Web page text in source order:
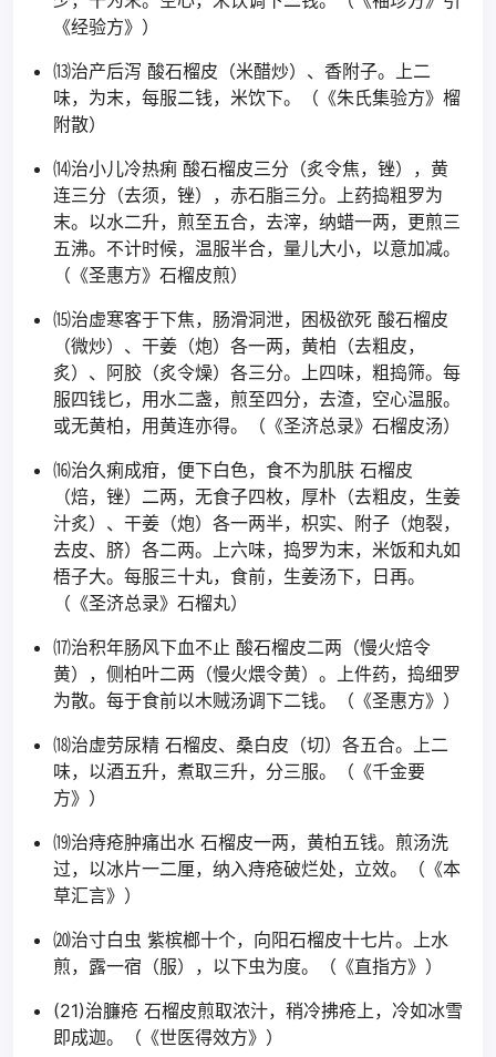
《经验方》）
⒀治产后泻 酸石榴皮（米醋炒）、香附子。上二
味，为末，每服二钱，米饮下。（《朱氏集验方》榴
附散）
⒁治小儿冷热痢 酸石榴皮三分（炙令焦，锉），黄
连三分（去须，锉），赤石脂三分。上药捣粗罗为
末。以水二升，煎至五合，去滓，纳蜡一两，更煎三
五沸。不计时候，温服半合，量儿大小，以意加减。
（《圣惠方》石榴皮煎）
⒂治虚寒客于下焦，肠滑洞泄，困极欲死 酸石榴皮
（微炒）、干姜（炮）各一两，黄柏（去粗皮，
炙）、阿胶（炙令燥）各三分。上四味，粗捣筛。每
服四钱匕，用水二盏，煎至四分，去渣，空心温服。
或无黄柏，用黄连亦得。（《圣济总录》石榴皮汤）
⒃治久痢成疳，便下白色，食不为肌肤 石榴皮
（焙，锉）二两，无食子四枚，厚朴（去粗皮，生姜
汁炙）、干姜（炮）各一两半，枳实、附子（炮裂，
去皮、脐）各二两。上六味，捣罗为末，米饭和丸如
梧子大。每服三十丸，食前，生姜汤下，日再。
（《圣济总录》石榴丸）
⒄治积年肠风下血不止 酸石榴皮二两（慢火焙令
黄），侧柏叶二两（慢火煨令黄）。上件药，捣细罗
为散。每于食前以木贼汤调下二钱。（《圣惠方》）
⒅治虚劳尿精 石榴皮、桑白皮（切）各五合。上二
味，以酒五升，煮取三升，分三服。（《千金要
方》）
⒆治痔疮肿痛出水 石榴皮一两，黄柏五钱。煎汤洗
过，以冰片一二厘，纳入痔疮破烂处，立效。（《本
草汇言》）
⒇治寸白虫 紫槟榔十个，向阳石榴皮十七片。上水
煎，露一宿（服），以下虫为度。（《直指方》）
(21)治臁疮 石榴皮煎取浓汁，稍冷拂疮上，冷如冰雪
即成迦。（《世医得效方》）